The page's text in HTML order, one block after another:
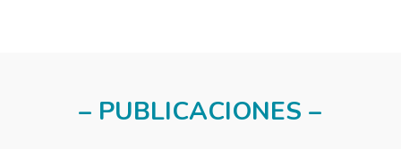
– PUBLICACIONES –